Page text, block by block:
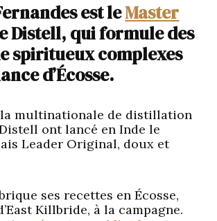
est leMaster
Distell, qui formule des
spiritueux complexes
d’Écosse.
la multinationale de distillation
ont lancé en Inde le
Leader Original, doux et
ses recettes en Écosse,
Killbride, à la campagne.